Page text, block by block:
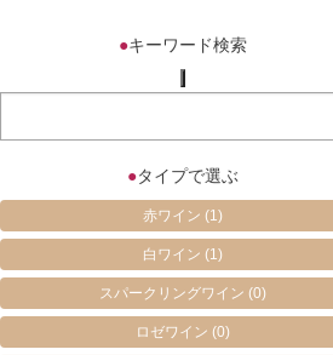
●キーワード検索
●タイプで選ぶ
赤ワイン(1)
白ワイン(1)
スパークリングワイン(0)
ロゼワイン(0)